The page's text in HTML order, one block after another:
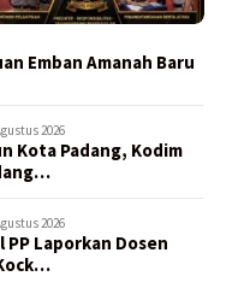
Emban Amanah Baru
2026
Kota Padang, Kodim
2026
PP Laporkan Dosen